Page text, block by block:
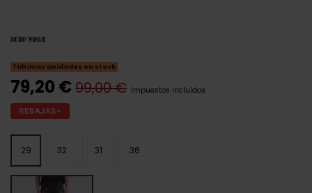
Últimas unidades en stock
79,20 €99,00 € Impuestos incluidos
REBAJAS+
29 32 31 36